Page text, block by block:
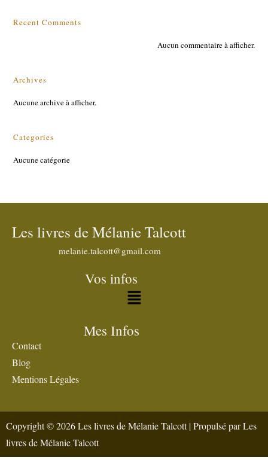
Recent Comments
Aucun commentaire à afficher.
Archives
Aucune archive à afficher.
Categories
Aucune catégorie
Les livres de Mélanie Talcott
melanie.talcott@gmail.com
Vos infos
Mes Infos
Contact
Blog
Mentions Légales
Copyright © 2026 Les livres de Mélanie Talcott | Propulsé par Les
livres de Mélanie Talcott